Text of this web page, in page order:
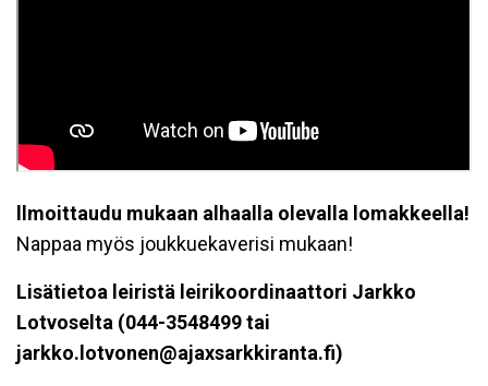
llmoittaudu mukaan alhaalla olevalla lomakkeella!
Nappaa myös joukkuekaverisi mukaan!
Lisätietoa leiristä leirikoordinaattori Jarkko
Lotvoselta (044-3548499 tai
jarkko.lotvonen@ajaxsarkkiranta.fi)